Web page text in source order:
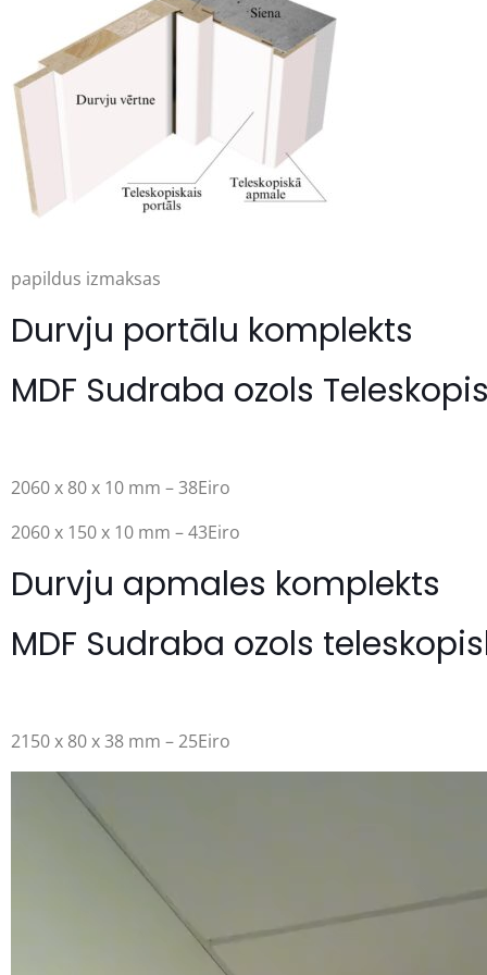
papildus izmaksas
Durvju portālu komplekts
MDF Sudraba ozols
2060 x 80 x 10 mm – 38Eiro
2060 x 150 x 10 mm – 43Eiro
Durvju apmales komplekts
MDF Sudraba ozols
2150 x 80 x 38 mm – 25Eiro
atskaņotājs